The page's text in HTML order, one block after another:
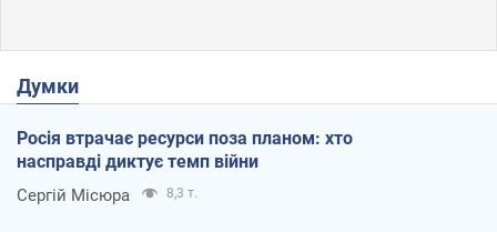
Думки
Росія втрачає ресурси поза планом: хто
насправді диктує темп війни
Сергій Місюра 8,3 т.